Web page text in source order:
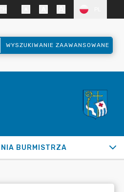
WYSZUKIWANIE ZAAWANSOWANE
BURMISTRZA